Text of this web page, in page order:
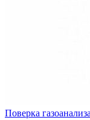
Поверка